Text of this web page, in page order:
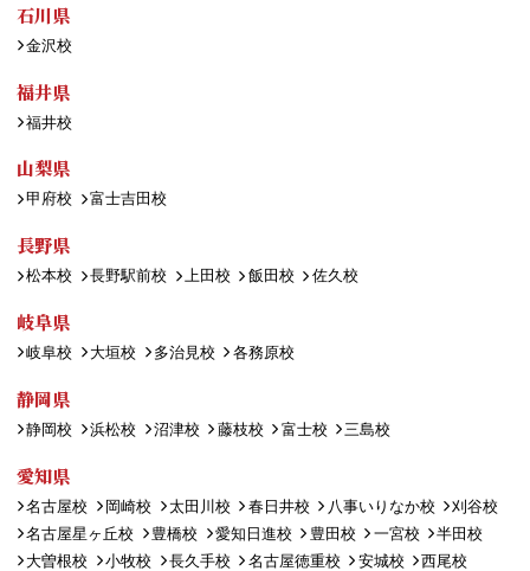
石川県
金沢校
福井県
福井校
山梨県
甲府校 富士吉田校
長野県
松本校 長野駅前校 上田校 飯田校 佐久校
岐阜県
岐阜校 大垣校 多治見校 各務原校
静岡県
静岡校 浜松校 沼津校 藤枝校 富士校 三島校
愛知県
名古屋校 岡崎校 太田川校 春日井校 八事いりなか校
刈谷校
名古屋星ヶ丘校
豊橋校 愛知日進校 豊田校 一宮校
半田校
大曽根校
小牧校 長久手校 名古屋徳重校 安城校
西尾校